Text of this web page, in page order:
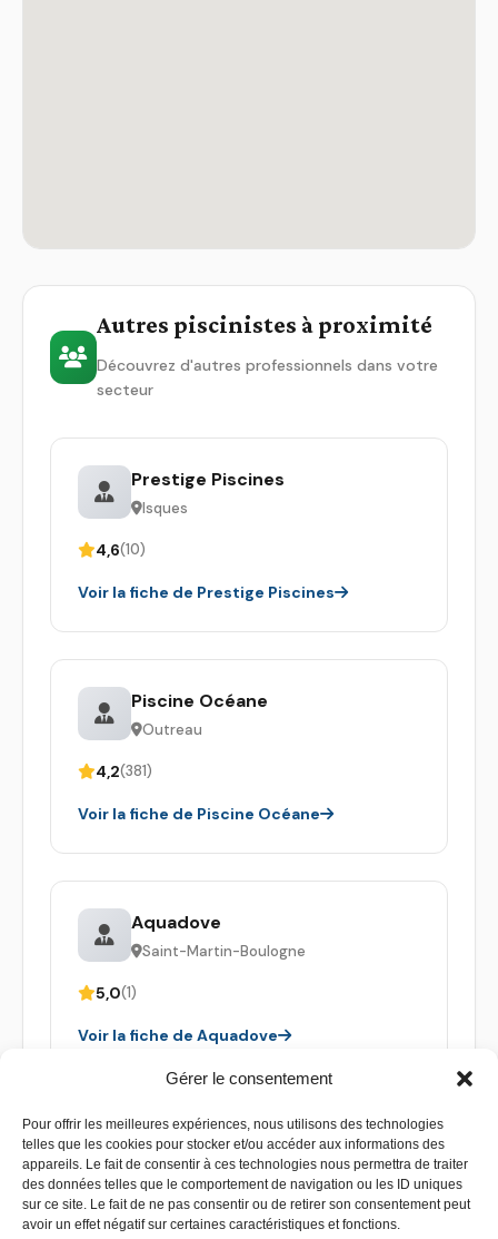
Gérer le consentement
Pour offrir les meilleures expériences, nous utilisons des technologies
telles que les cookies pour stocker et/ou accéder aux informations des
appareils. Le fait de consentir à ces technologies nous permettra de traiter
des données telles que le comportement de navigation ou les ID uniques
sur ce site. Le fait de ne pas consentir ou de retirer son consentement peut
avoir un effet négatif sur certaines caractéristiques et fonctions.
Autres piscinistes à proximité
Découvrez d'autres professionnels dans votre
secteur
Prestige Piscines
Isques
4,6(10)
Voir la fiche de Prestige Piscines
Piscine Océane
Outreau
4,2(381)
Voir la fiche de Piscine Océane
Aquadove
Saint-Martin-Boulogne
5,0(1)
Voir la fiche de Aquadove